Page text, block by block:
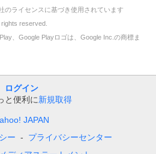
のライセンスに基づき使用されています
reserved.
、Google Playロゴは、Google Inc.の商標ま
ログイン
と便利に新規取得
JAPAN
ー
プライバシーセンター